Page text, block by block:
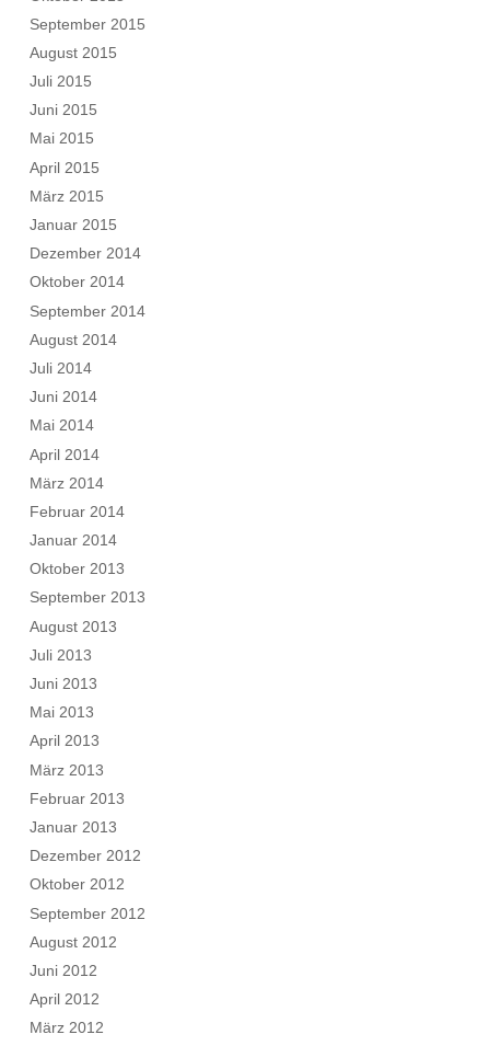
September 2015
August 2015
Juli 2015
Juni 2015
Mai 2015
April 2015
März 2015
Januar 2015
Dezember 2014
Oktober 2014
September 2014
August 2014
Juli 2014
Juni 2014
Mai 2014
April 2014
März 2014
Februar 2014
Januar 2014
Oktober 2013
September 2013
August 2013
Juli 2013
Juni 2013
Mai 2013
April 2013
März 2013
Februar 2013
Januar 2013
Dezember 2012
Oktober 2012
September 2012
August 2012
Juni 2012
April 2012
März 2012